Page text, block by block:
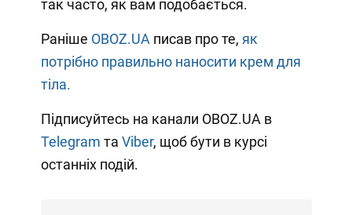
так часто, як вам подобається.
Раніше OBOZ.UA писав про те, як
потрібно правильно наносити крем для
тіла.
Підписуйтесь на канали OBOZ.UA в
Telegram та Viber, щоб бути в курсі
останніх подій.